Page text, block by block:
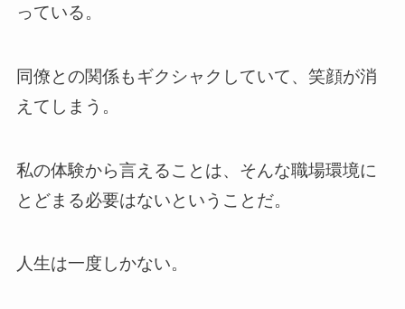
っている。
同僚との関係もギクシャクしていて、笑顔が消
えてしまう。
私の体験から言えることは、そんな職場環境に
とどまる必要はないということだ。
人生は一度しかない。